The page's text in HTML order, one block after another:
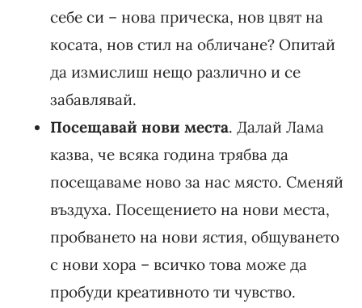
себе си – нова прическа, нов цвят на
косата, нов стил на обличане? Опитай
да измислиш нещо различно и се
забавлявай.
Посещавай нови места. Далай Лама
казва, че всяка година трябва да
посещаваме ново за нас място. Сменяй
въздуха. Посещението на нови места,
пробването на нови ястия, общуването
с нови хора – всичко това може да
пробуди креативното ти чувство.